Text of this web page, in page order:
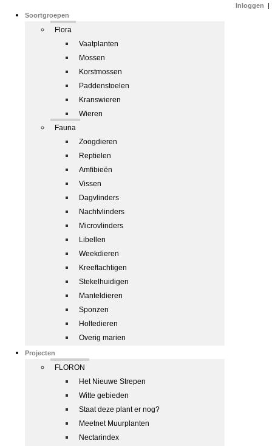
Soortgroepen
Flora
Vaatplanten
Mossen
Korstmossen
Paddenstoelen
Kranswieren
Wieren
Fauna
Zoogdieren
Reptielen
Amfibieën
Vissen
Dagvlinders
Nachtvlinders
Microvlinders
Libellen
Weekdieren
Kreeftachtigen
Stekelhuidigen
Manteldieren
Sponzen
Holtedieren
Overig marien
Projecten
FLORON
Het Nieuwe Strepen
Witte gebieden
Staat deze plant er nog?
Meetnet Muurplanten
Nectarindex
Inloggen |